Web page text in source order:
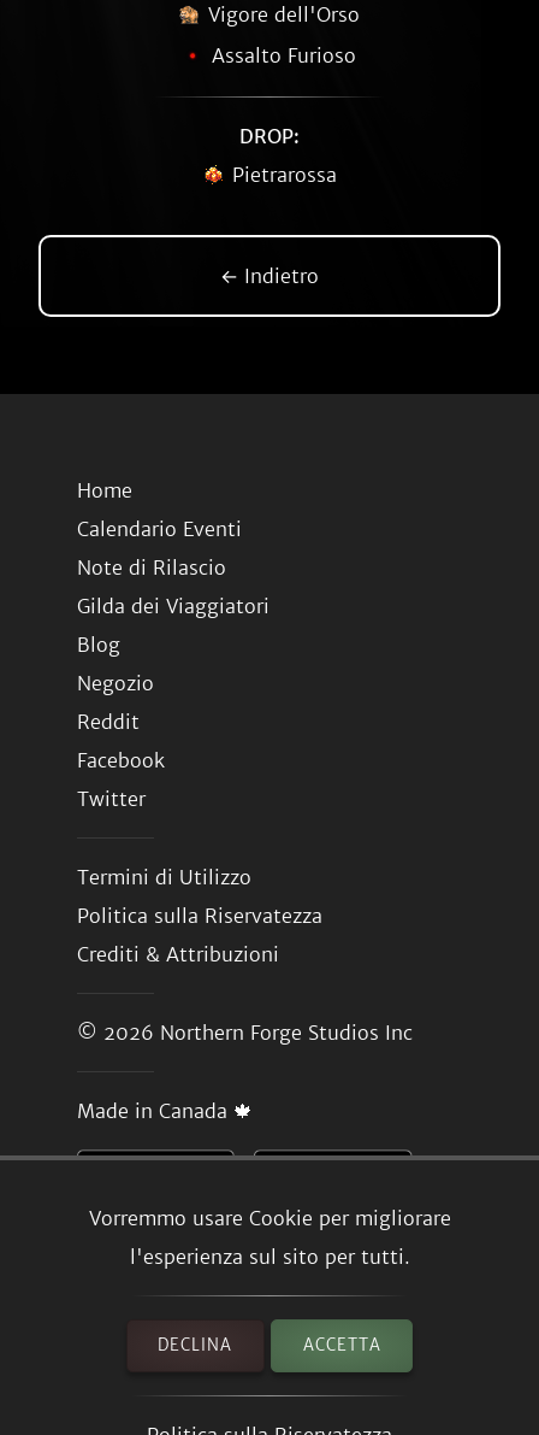
Vorremmo usare Cookie per migliorare
l'esperienza sul sito per tutti.
DECLINA ACCETTA
Vigore dell'Orso
Assalto Furioso
DROP:
Pietrarossa
← Indietro
Home
Calendario Eventi
Note di Rilascio
Gilda dei Viaggiatori
Blog
Negozio
Reddit
Facebook
Twitter
Termini di Utilizzo
Politica sulla Riservatezza
Crediti & Attribuzioni
© 2026 Northern Forge Studios Inc
Made in Canada 🍁